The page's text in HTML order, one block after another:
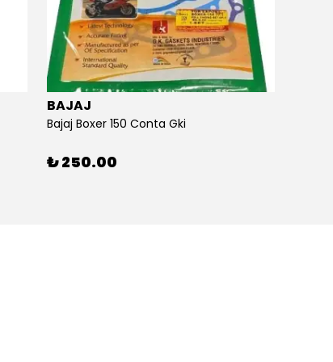
BAJAJ
Bajaj Boxer 150 Conta Gki
₺ 250.00